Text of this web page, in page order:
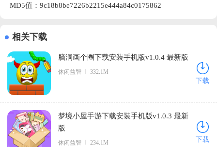
MD5值：9c18b8be7226b2215e444a84c0175862
相关下载
脑洞画个圈下载安装手机版v1.0.4 最新版
休闲益智 332.1M
下载
梦境小屋手游下载安装手机版v1.0.3 最新
版
休闲益智 234.1M 下载